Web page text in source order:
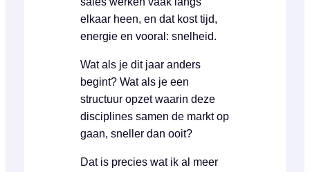
elkaar heen, en dat kost tijd,
energie en vooral: snelheid.
Wat als je dit jaar anders
begint? Wat als je een
structuur opzet waarin deze
disciplines samen de markt op
gaan, sneller dan ooit?
Dat is precies wat ik al meer